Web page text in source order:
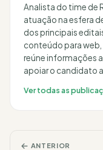
Analista do time de
atuação na esfera
dos principais
conteúdo para web,
reúne informações
apoiar o candidato
Ver todas as
ANTERIOR